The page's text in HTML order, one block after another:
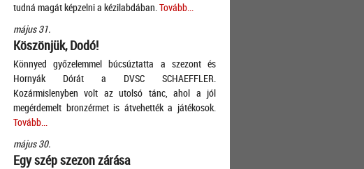
tudná magát képzelni a kézilabdában.Tovább...
május 31.
Köszönjük, Dodó!
Könnyed győzelemmel búcsúztatta a szezont és
Hornyák Dórát a DVSC SCHAEFFLER.
Kozármislenyben volt az utolsó tánc, ahol a jól
megérdemelt bronzérmet is átvehették a játékosok.
Tovább...
május 30.
Egy szép szezon zárása